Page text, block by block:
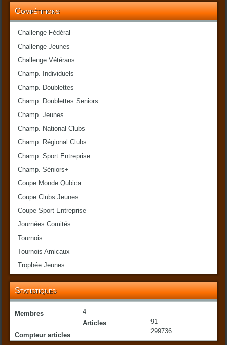
Compétitions
Challenge Fédéral
Challenge Jeunes
Challenge Vétérans
Champ. Individuels
Champ. Doublettes
Champ. Doublettes Seniors
Champ. Jeunes
Champ. National Clubs
Champ. Régional Clubs
Champ. Sport Entreprise
Champ. Séniors+
Coupe Monde Qubica
Coupe Clubs Jeunes
Coupe Sport Entreprise
Journées Comités
Tournois
Tournois Amicaux
Trophée Jeunes
Statistiques
Membres
4
Articles
91
Compteur articles
299736